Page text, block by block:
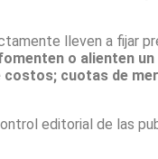
lleven a fijar
o alienten
cuotas de
editorial de las